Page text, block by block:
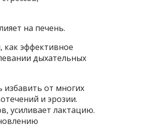
на печень.
как эффективное
дыхательных
избавить от многих
и эрозии.
усиливает лактацию.